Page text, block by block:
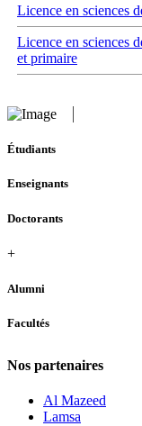
Licence en sciences
Licence en sciences
et primaire
Étudiants
Enseignants
Doctorants
+
Alumni
Facultés
Nos partenaires
Al Mazeed
Lamsa